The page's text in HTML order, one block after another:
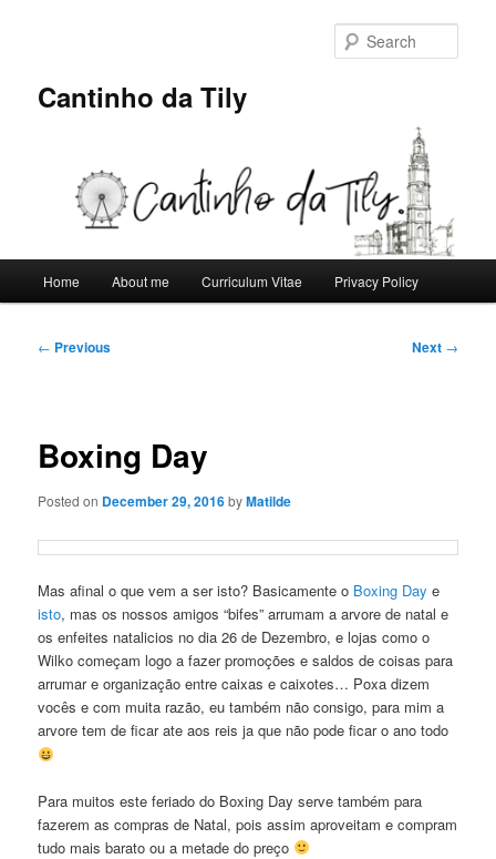
Cantinho da Tily
Home About me Curriculum Vitae Privacy Policy
Post
← Previous Next →
Boxing Day
Posted on December 29, 2016byMatilde
Mas afinal o que vem a ser isto? Basicamente o Boxing Daye
isto, mas os nossos amigos “bifes” arrumam a arvore de natal e
os enfeites natalicios no dia 26 de Dezembro, e lojas como o
Wilko começam logo a fazer promoções e saldos de coisas para
arrumar e organização entre caixas e caixotes… Poxa dizem
vocês e com muita razão, eu também não consigo, para mim a
arvore tem de ficar ate aos reis ja que não pode ficar o ano todo
Para muitos este feriado do Boxing Day serve também para
fazerem as compras de Natal, pois assim aproveitam e compram
tudo mais barato ou a metade do preço